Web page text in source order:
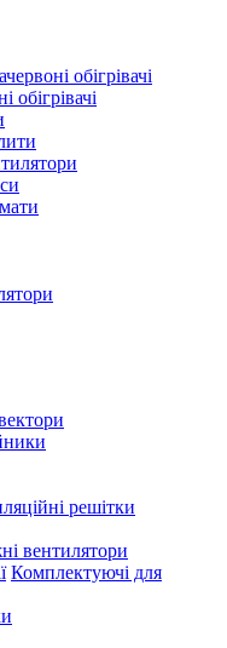
обігрівачі
обігрівачі
решітки
вентилятори
Комплектуючі для